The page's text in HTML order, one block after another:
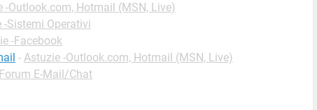
-Outlook.com, Hotmail (MSN, Live)
-Sistemi Operativi
-Facebook
- Astuzie -Outlook.com, Hotmail (MSN, Live)
Forum E-Mail/Chat